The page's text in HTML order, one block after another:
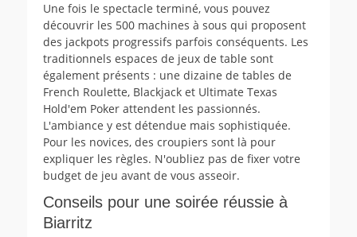
Une fois le spectacle terminé, vous pouvez
découvrir les 500 machines à sous qui proposent
des jackpots progressifs parfois conséquents. Les
traditionnels espaces de jeux de table sont
également présents : une dizaine de tables de
French Roulette, Blackjack et Ultimate Texas
Hold'em Poker attendent les passionnés.
L'ambiance y est détendue mais sophistiquée.
Pour les novices, des croupiers sont là pour
expliquer les règles. N'oubliez pas de fixer votre
budget de jeu avant de vous asseoir.
Conseils pour une soirée réussie à
Biarritz